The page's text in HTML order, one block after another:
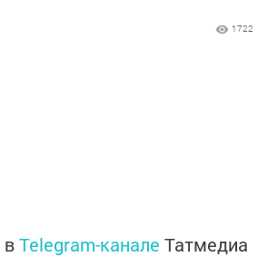
1722
Telegram-канале Татмедиа